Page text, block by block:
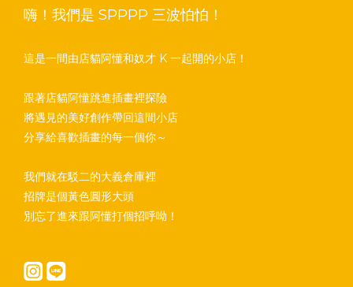
嗨！我們是 SPPPP 三波怕怕！
這是一間由店貓阿懂和奴才 K 一起開的小店！
跟著店貓阿懂跳進插畫裡探險
將遇見的美好創作帶回這間小店
分享給喜歡插畫的每一個你～
我們就在駁二的大義倉庫裡
招牌是個黃色圓形大頭
別忘了進來跟阿懂打個招呼呦！